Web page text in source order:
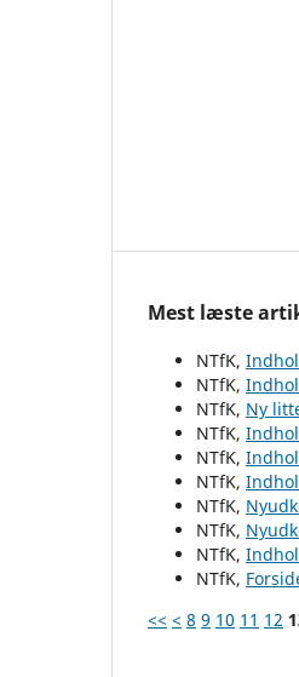
Mest læste
NTfK,
NTfK,
NTfK, Ny
NTfK,
NTfK,
NTfK,
NTfK,
NTfK,
NTfK,
NTfK,
<< < 8 9 10 11 12